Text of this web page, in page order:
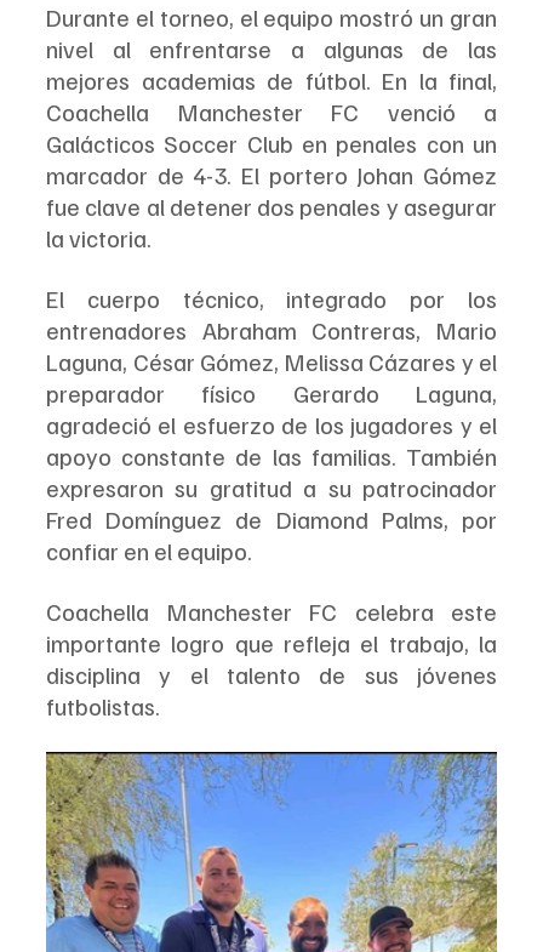
Durante el torneo, el equipo mostró un gran
nivel al enfrentarse a algunas de las
mejores academias de fútbol. En la final,
Coachella Manchester FC venció a
Galácticos Soccer Club en penales con un
marcador de 4-3. El portero Johan Gómez
fue clave al detener dos penales y asegurar
la victoria.
El cuerpo técnico, integrado por los
entrenadores Abraham Contreras, Mario
Laguna, César Gómez, Melissa Cázares y el
preparador físico Gerardo Laguna,
agradeció el esfuerzo de los jugadores y el
apoyo constante de las familias. También
expresaron su gratitud a su patrocinador
Fred Domínguez de Diamond Palms, por
confiar en el equipo.
Coachella Manchester FC celebra este
importante logro que refleja el trabajo, la
disciplina y el talento de sus jóvenes
futbolistas.